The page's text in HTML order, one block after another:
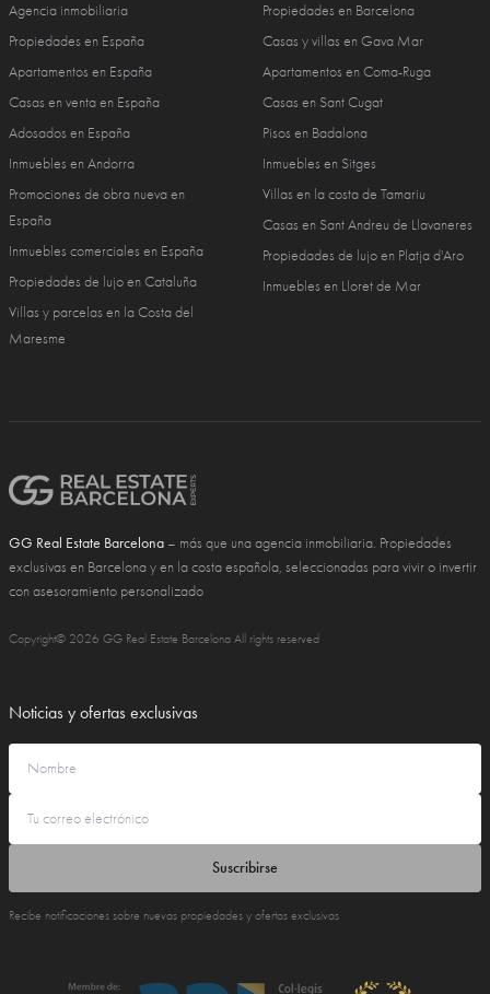
Agencia inmobiliaria
Propiedades en España
Apartamentos en España
Casas en venta en España
Adosados en España
Inmuebles en Andorra
Promociones de obra nueva en
España
Inmuebles comerciales en España
Propiedades de lujo en Cataluña
Villas y parcelas en la Costa del
Maresme
Propiedades en Barcelona
Casas y villas en Gava Mar
Apartamentos en Coma-Ruga
Casas en Sant Cugat
Pisos en Badalona
Inmuebles en Sitges
Villas en la costa de Tamariu
Casas en Sant Andreu de Llavaneres
Propiedades de lujo en Platja d'Aro
Inmuebles en Lloret de Mar
GG Real Estate Barcelona – más que una agencia inmobiliaria. Propiedades
exclusivas en Barcelona y en la costa española, seleccionadas para vivir o invertir
con asesoramiento personalizado
Copyright© 2026 GG Real Estate Barcelona All rights reserved
Noticias y ofertas exclusivas
Suscribirse
Recibe notificaciones sobre nuevas propiedades y ofertas exclusivas